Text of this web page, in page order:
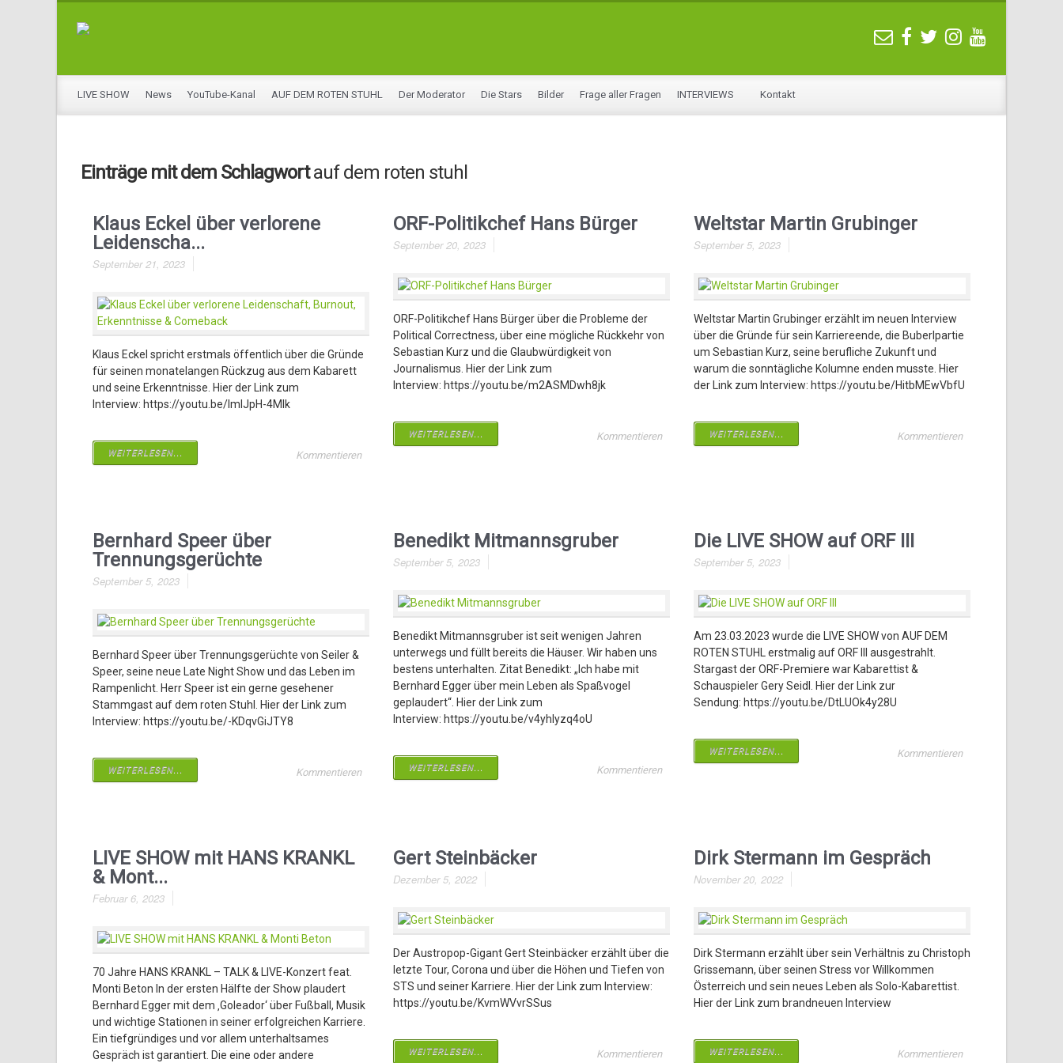
LIVE SHOW News YouTube-Kanal AUF DEM ROTEN STUHL Der Moderator Die Stars Bilder Frage aller Fragen INTERVIEWS Kontakt
Einträge mit dem Schlagwortauf dem roten stuhl
Klaus Eckel über verlorene
Leidenscha...
September 21, 2023
Klaus Eckel spricht erstmals öffentlich über die Gründe
für seinen monatelangen Rückzug aus dem Kabarett
und seine Erkenntnisse. Hier der Link zum
Interview: https://youtu.be/ImlJpH-4Mlk
WEITERLESEN... Kommentieren
ORF-Politikchef Hans Bürger
September 20, 2023
ORF-Politikchef Hans Bürger über die Probleme der
Political Correctness, über eine mögliche Rückkehr von
Sebastian Kurz und die Glaubwürdigkeit von
Journalismus. Hier der Link zum
Interview: https://youtu.be/m2ASMDwh8jk
WEITERLESEN... Kommentieren
Weltstar Martin Grubinger
September 5, 2023
Weltstar Martin Grubinger erzählt im neuen Interview
über die Gründe für sein Karriereende, die Buberlpartie
um Sebastian Kurz, seine berufliche Zukunft und
warum die sonntägliche Kolumne enden musste. Hier
der Link zum Interview: https://youtu.be/HitbMEwVbfU
WEITERLESEN... Kommentieren
Bernhard Speer über
Trennungsgerüchte
September 5, 2023
Bernhard Speer über Trennungsgerüchte von Seiler &
Speer, seine neue Late Night Show und das Leben im
Rampenlicht. Herr Speer ist ein gerne gesehener
Stammgast auf dem roten Stuhl. Hier der Link zum
Interview: https://youtu.be/-KDqvGiJTY8
WEITERLESEN... Kommentieren
Benedikt Mitmannsgruber
September 5, 2023
Benedikt Mitmannsgruber ist seit wenigen Jahren
unterwegs und füllt bereits die Häuser. Wir haben uns
bestens unterhalten. Zitat Benedikt: „Ich habe mit
Bernhard Egger über mein Leben als Spaßvogel
geplaudert“. Hier der Link zum
Interview: https://youtu.be/v4yhIyzq4oU
WEITERLESEN... Kommentieren
Die LIVE SHOW auf ORF III
September 5, 2023
Am 23.03.2023 wurde die LIVE SHOW von AUF DEM
ROTEN STUHL erstmalig auf ORF III ausgestrahlt.
Stargast der ORF-Premiere war Kabarettist &
Schauspieler Gery Seidl. Hier der Link zur
Sendung: https://youtu.be/DtLUOk4y28U
WEITERLESEN... Kommentieren
LIVE SHOW mit HANS KRANKL
& Mont...
Februar 6, 2023
70 Jahre HANS KRANKL – TALK & LIVE-Konzert feat.
Monti Beton In der ersten Hälfte der Show plaudert
Bernhard Egger mit dem ‚Goleador‘ über Fußball, Musik
und wichtige Stationen in seiner erfolgreichen Karriere.
Ein tiefgründiges und vor allem unterhaltsames
Gespräch ist garantiert. Die eine oder andere
Gert Steinbäcker
Dezember 5, 2022
Der Austropop-Gigant Gert Steinbäcker erzählt über die
letzte Tour, Corona und über die Höhen und Tiefen von
STS und seiner Karriere. Hier der Link zum Interview:
https://youtu.be/KvmWVvrSSus
WEITERLESEN... Kommentieren
Dirk Stermann im Gespräch
November 20, 2022
Dirk Stermann erzählt über sein Verhältnis zu Christoph
Grissemann, über seinen Stress vor Willkommen
Österreich und sein neues Leben als Solo-Kabarettist.
Hier der Link zum brandneuen Interview
WEITERLESEN... Kommentieren